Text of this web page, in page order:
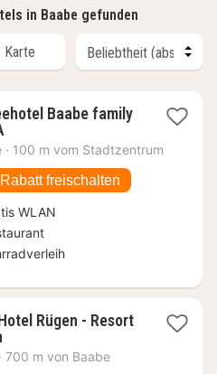
in Baabe gefunden
Karte
Baabe family
1
Nacht
151,23
€
· 100 m vom Stadtzentrum
Rabatt freischalten
WLAN
Rügen - Resort
1
Nacht
· 700 m von Baabe